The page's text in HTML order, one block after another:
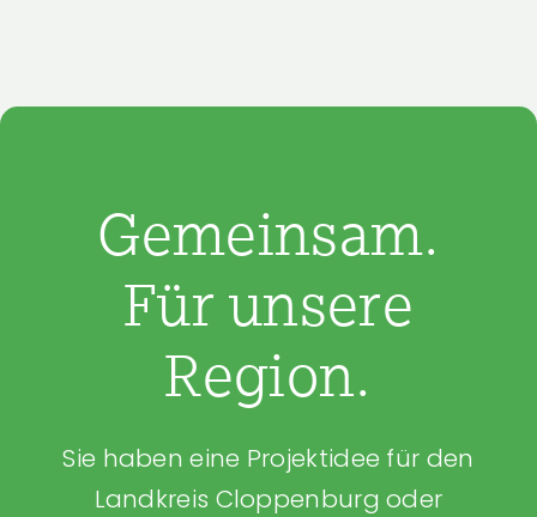
Gemeinsam.
Für unsere
Region.
Sie haben eine Projektidee für den
Landkreis Cloppenburg oder